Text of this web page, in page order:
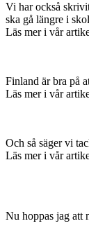
Vi har också
ska gå längre i
Läs mer i vår
Finland är bra på
Läs mer i vår
Och så säger vi
Läs mer i vår
Nu hoppas jag att